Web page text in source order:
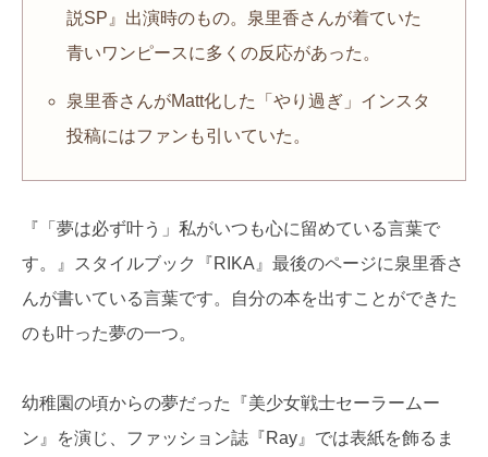
説SP』出演時のもの。泉里香さんが着ていた
青いワンピースに多くの反応があった。
泉里香さんがMatt化した「やり過ぎ」インスタ
投稿にはファンも引いていた。
『「夢は必ず叶う」私がいつも心に留めている言葉で
す。』スタイルブック『RIKA』最後のページに泉里香さ
んが書いている言葉です。自分の本を出すことができた
のも叶った夢の一つ。
幼稚園の頃からの夢だった『美少女戦士セーラームー
ン』を演じ、ファッション誌『Ray』では表紙を飾るま